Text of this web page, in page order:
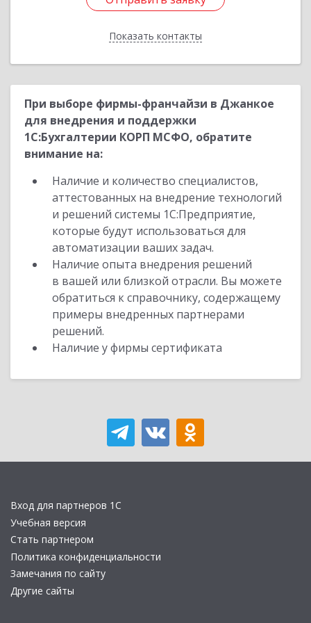
Показать контакты
Назад
При выборе фирмы-франчайзи в Джанкое
для внедрения и поддержки
1С:Бухгалтерии КОРП МСФО, обратите
внимание на:
Наличие и количество специалистов,
аттестованных на внедрение технологий
и решений системы 1С:Предприятие,
которые будут использоваться для
автоматизации ваших задач.
Наличие опыта внедрения решений
в вашей или близкой отрасли. Вы можете
обратиться к справочнику, содержащему
примеры внедренных партнерами
решений.
Наличие у фирмы сертификата
Вход для партнеров 1С
Учебная версия
Стать партнером
Политика конфиденциальности
Замечания по сайту
Другие сайты